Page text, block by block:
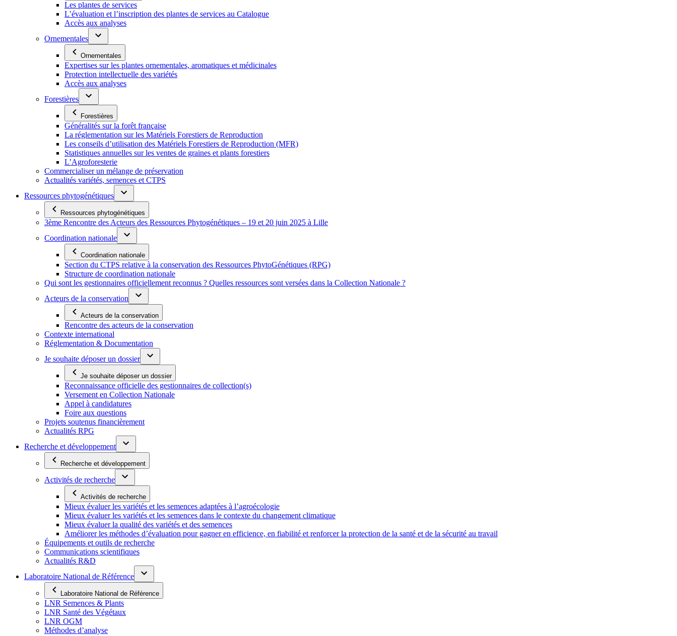
Les plantes de services
L’évaluation et l’inscription des plantes de services au Catalogue
Accès aux analyses
Ornementales
Ornementales
Expertises sur les plantes ornementales, aromatiques et médicinales
Protection intellectuelle des variétés
Accès aux analyses
Forestières
Forestières
Généralités sur la forêt française
La réglementation sur les Matériels Forestiers de Reproduction
Les conseils d’utilisation des Matériels Forestiers de Reproduction (MFR)
Statistiques annuelles sur les ventes de graines et plants forestiers
L’Agroforesterie
Commercialiser un mélange de préservation
Actualités variétés, semences et CTPS
Ressources phytogénétiques
Ressources phytogénétiques
3ème Rencontre des Acteurs des Ressources Phytogénétiques – 19 et 20 juin 2025 à Lille
Coordination nationale
Coordination nationale
Section du CTPS relative à la conservation des Ressources PhytoGénétiques (RPG)
Structure de coordination nationale
Qui sont les gestionnaires officiellement reconnus ? Quelles ressources sont versées dans la Collection Nationale ?
Acteurs de la conservation
Acteurs de la conservation
Rencontre des acteurs de la conservation
Contexte international
Réglementation & Documentation
Je souhaite déposer un dossier
Je souhaite déposer un dossier
Reconnaissance officielle des gestionnaires de collection(s)
Versement en Collection Nationale
Appel à candidatures
Foire aux questions
Projets soutenus financièrement
Actualités RPG
Recherche et développement
Recherche et développement
Activités de recherche
Activités de recherche
Mieux évaluer les variétés et les semences adaptées à l’agroécologie
Mieux évaluer les variétés et les semences dans le contexte du changement climatique
Mieux évaluer la qualité des variétés et des semences
Améliorer les méthodes d’évaluation pour gagner en efficience, en fiabilité et renforcer la protection de la santé et de la sécurité au travail
Équipements et outils de recherche
Communications scientifiques
Actualités R&D
Laboratoire National de Référence
Laboratoire National de Référence
LNR Semences & Plants
LNR Santé des Végétaux
LNR OGM
Méthodes d’analyse